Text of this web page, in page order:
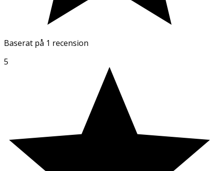
Baserat på 1 recension
5